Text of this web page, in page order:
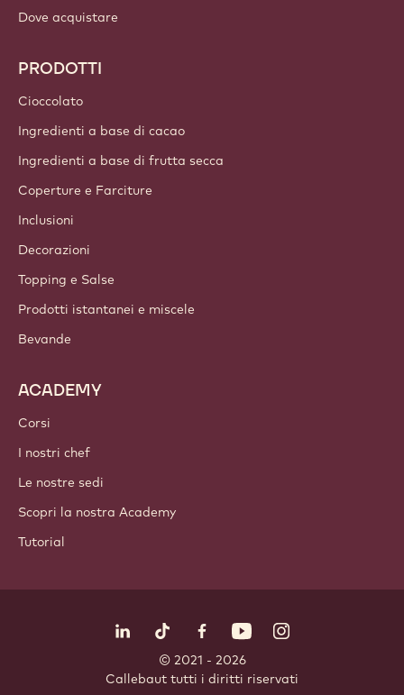
Dove acquistare
PRODOTTI
Cioccolato
Ingredienti a base di cacao
Ingredienti a base di frutta secca
Coperture e Farciture
Inclusioni
Decorazioni
Topping e Salse
Prodotti istantanei e miscele
Bevande
ACADEMY
Corsi
I nostri chef
Le nostre sedi
Scopri la nostra Academy
Tutorial
LinkedIn Opens in a new window.
TikTok Opens in a new window.
Facebook Opens in a new
YouTubeInstagram
© 2021 - 2026
Callebaut tutti i diritti riservati